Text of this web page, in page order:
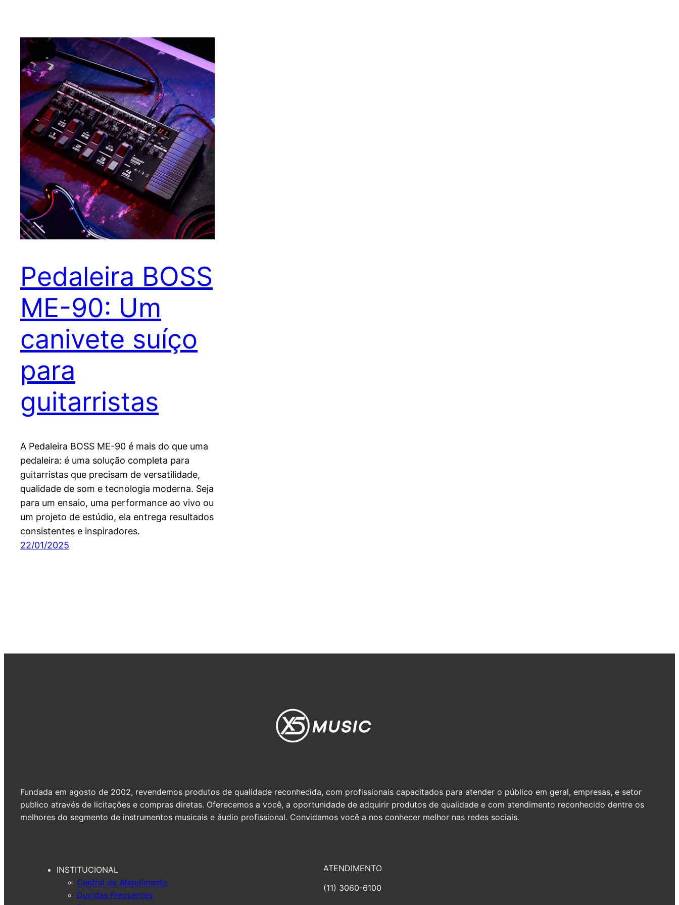
Pedaleira BOSS
ME-90: Um
canivete suíço
para
guitarristas
A Pedaleira BOSS ME-90 é mais do que uma
pedaleira: é uma solução completa para
guitarristas que precisam de versatilidade,
qualidade de som e tecnologia moderna. Seja
para um ensaio, uma performance ao vivo ou
um projeto de estúdio, ela entrega resultados
consistentes e inspiradores.
22/01/2025
Fundada em agosto de 2002, revendemos produtos de qualidade reconhecida, com profissionais capacitados para atender o público em geral, empresas, e setor
publico através de licitações e compras diretas. Oferecemos a você, a oportunidade de adquirir produtos de qualidade e com atendimento reconhecido dentre os
melhores do segmento de instrumentos musicais e áudio profissional. Convidamos você a nos conhecer melhor nas redes sociais.
INSTITUCIONAL
Central de Atendimento
Duvidas Frequentes
ATENDIMENTO
(11) 3060-6100